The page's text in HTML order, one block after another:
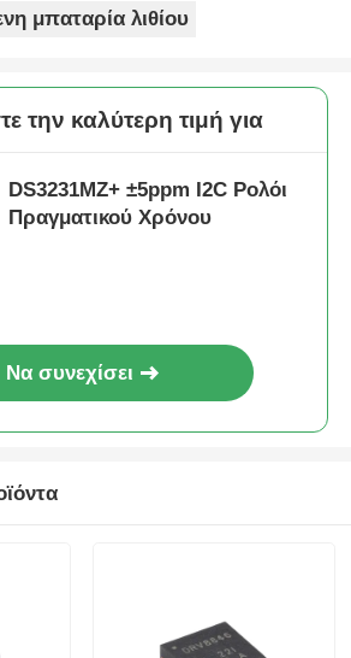
μπαταρία λιθίου
την καλύτερη τιμή για
DS3231MZ+ ±5ppm I2C Ρολόι
Πραγματικού Χρόνου
Να συνεχίσει